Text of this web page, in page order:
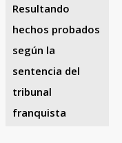
Resultando
hechos probados
según la
sentencia del
tribunal
franquista